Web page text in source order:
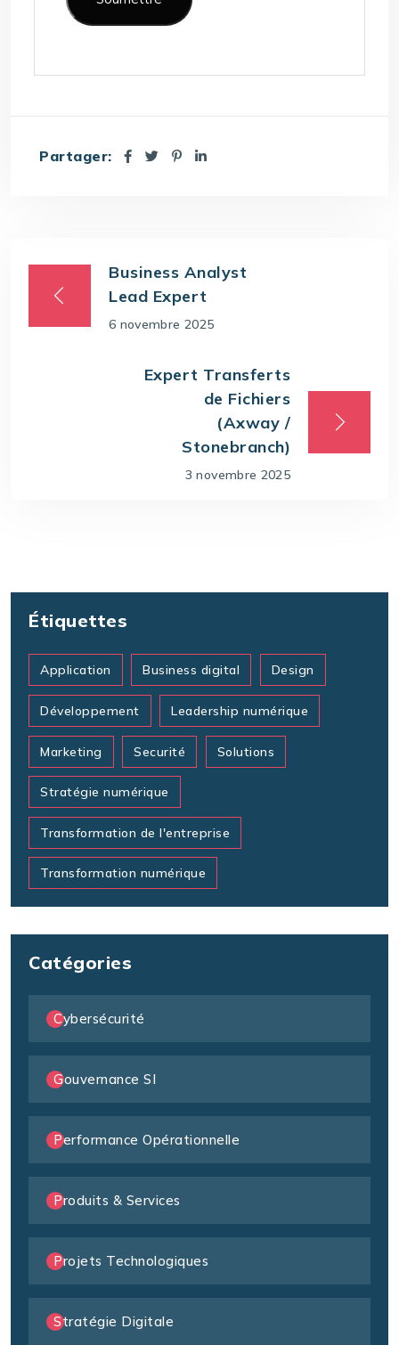
Partager:
Business Analyst
Lead Expert
6 novembre 2025
Expert Transferts
de Fichiers
(Axway /
Stonebranch)
3 novembre 2025
Étiquettes
Application Business digital Design
Développement Leadership numérique
Marketing Securité Solutions
Stratégie numérique
Transformation de l'entreprise
Transformation numérique
Catégories
Cybersécurité
Gouvernance SI
Performance Opérationnelle
Produits & Services
Projets Technologiques
Stratégie Digitale